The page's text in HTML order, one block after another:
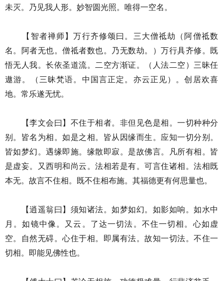
未灭。乃见我人形。妙智圆光照。唯得一空名。
【智者禅师】万行齐修颂曰。三大僧祗劫（阿僧祗数
名。阿者无也。僧祗者数也。乃无数劫。）万行具齐修。既
悟无人我。长依圣道流。二空方渐证。（人法二空）三昧任
遨游。（三昧梵语。中国言正定。亦云正见）。创居欢喜
地。常乐遂无忧。
【李文会曰】不住于相者。非但见色是相。一切种种分
别。皆名为相。如是之相。皆从因缘而生。应知一切分别。
皆如梦幻。遇缘即施。缘散即寂。是故佛言。凡所有相。皆
是虚妄。又西明和尚云。法相若是有。可言住诸相。法相既
本无。故言不住相。既不住相布施。其福德更有何思量也。
【逍遥翁曰】须知诸法。如梦如幻。如影如响。如水中
月。如镜中像。又云。了达一切法。不住一切相。心如虚
空。自然无碍。心住于相。即属有法。故知一切法。不住一
切相。即能见佛性也。